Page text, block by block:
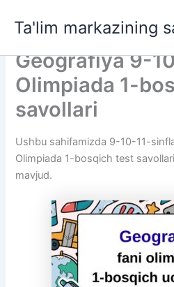
Ta'lim markazining
Geografiya 9-
Olimpiada 1-
savollari
Ushbu sahifamizda 9-10-11-
Olimpiada 1-bosqich test
mavjud.